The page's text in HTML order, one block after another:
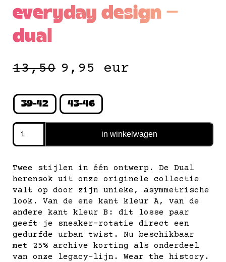
everyday design —
dual
13,50 9,95 eur
39-42 43-46
everyday
dual
aantal
in winkelwagen
Twee stijlen in één ontwerp. De Dual
herensok uit onze originele collectie
valt op door zijn unieke, asymmetrische
look. Van de ene kant kleur A, van de
andere kant kleur B: dit losse paar
geeft je sneaker-rotatie direct een
gedurfde urban twist. Nu beschikbaar
met 25% archive korting als onderdeel
van onze legacy-lijn. Wear the history.